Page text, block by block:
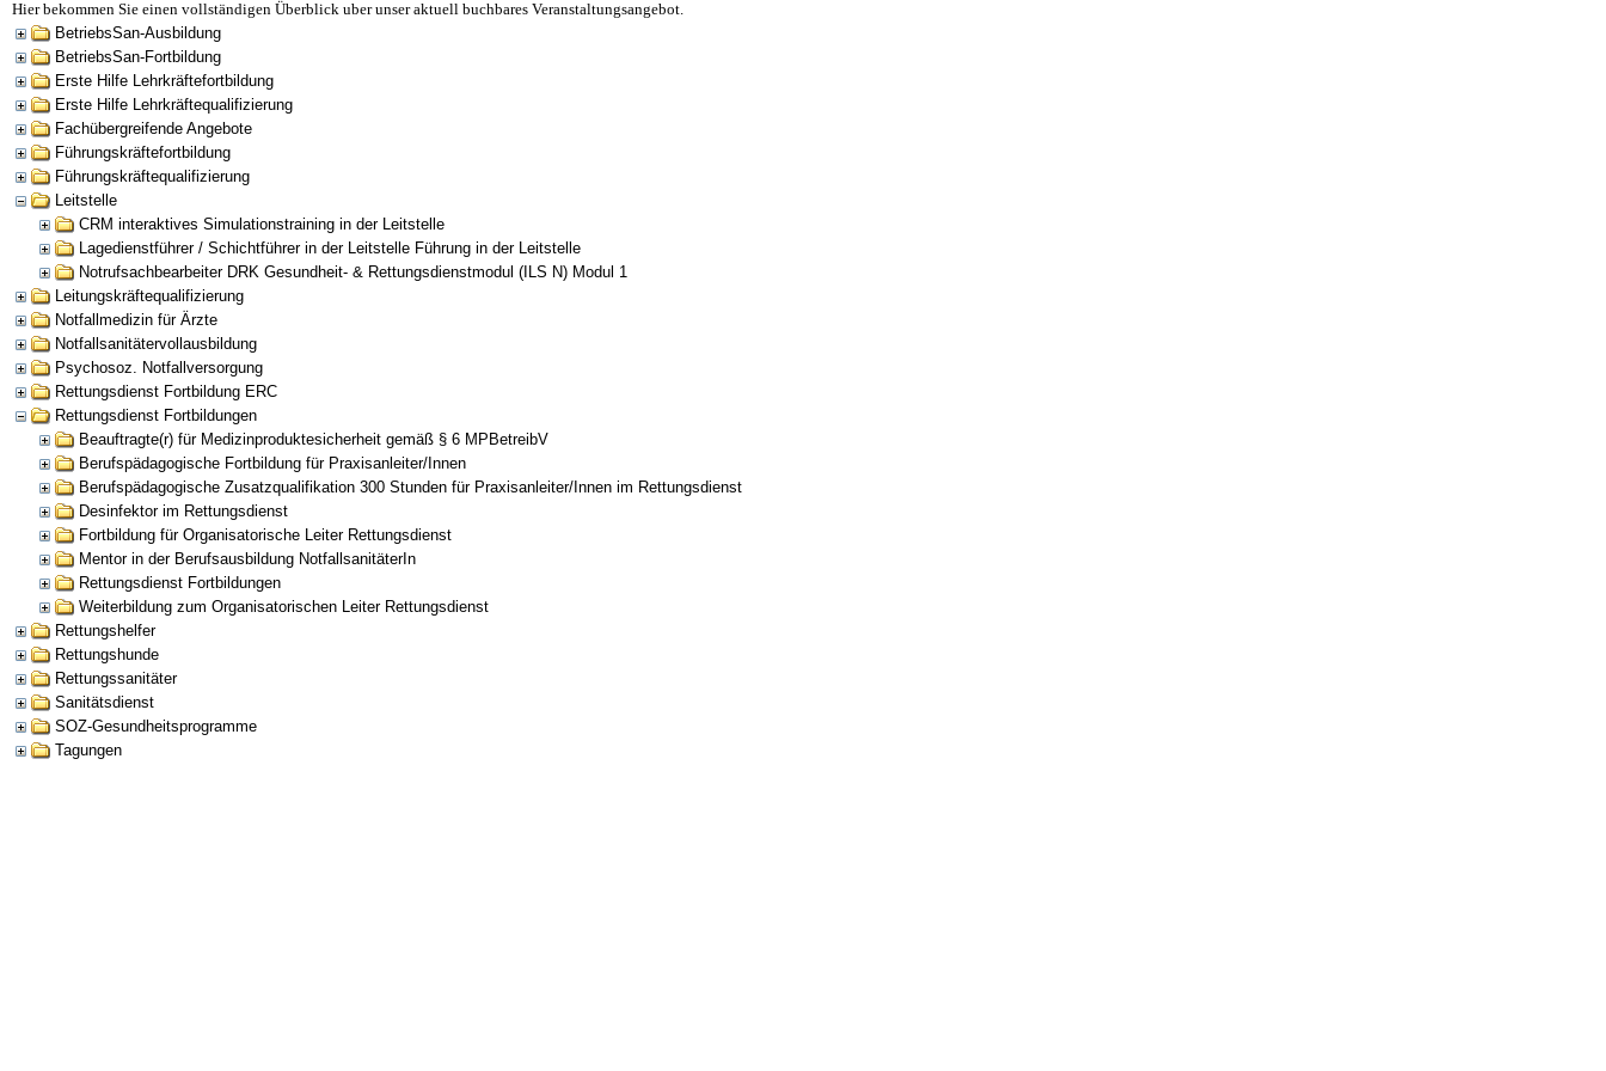
Hier bekommen Sie einen vollständigen Überblick uber unser aktuell buchbares Veranstaltungsangebot.
BetriebsSan-Ausbildung
BetriebsSan-Fortbildung
Erste Hilfe Lehrkräftefortbildung
Erste Hilfe Lehrkräftequalifizierung
Fachübergreifende Angebote
Führungskräftefortbildung
Führungskräftequalifizierung
Leitstelle
CRM interaktives Simulationstraining in der Leitstelle
Lagedienstführer / Schichtführer in der Leitstelle Führung in der Leitstelle
Notrufsachbearbeiter DRK Gesundheit- & Rettungsdienstmodul (ILS N) Modul 1
Leitungskräftequalifizierung
Notfallmedizin für Ärzte
Notfallsanitätervollausbildung
Psychosoz. Notfallversorgung
Rettungsdienst Fortbildung ERC
Rettungsdienst Fortbildungen
Beauftragte(r) für Medizinproduktesicherheit gemäß § 6 MPBetreibV
Berufspädagogische Fortbildung für Praxisanleiter/Innen
Berufspädagogische Zusatzqualifikation 300 Stunden für Praxisanleiter/Innen im Rettungsdienst
Desinfektor im Rettungsdienst
Fortbildung für Organisatorische Leiter Rettungsdienst
Mentor in der Berufsausbildung NotfallsanitäterIn
Rettungsdienst Fortbildungen
Weiterbildung zum Organisatorischen Leiter Rettungsdienst
Rettungshelfer
Rettungshunde
Rettungssanitäter
Sanitätsdienst
SOZ-Gesundheitsprogramme
Tagungen